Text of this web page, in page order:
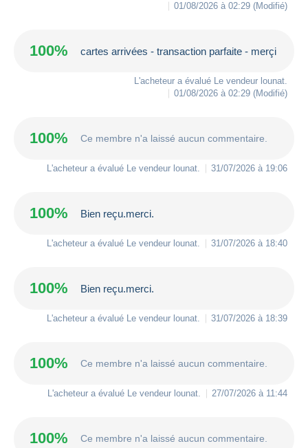
01/08/2026 à 02:29 (Modifié)
100% cartes arrivées - transaction parfaite - merçi
L'acheteur a évalué Le vendeur lounat.
01/08/2026 à 02:29 (Modifié)
100% Ce membre n'a laissé aucun commentaire.
L'acheteur a évalué Le vendeur lounat. 31/07/2026 à 19:06
100% Bien reçu.merci.
L'acheteur a évalué Le vendeur lounat. 31/07/2026 à 18:40
100% Bien reçu.merci.
L'acheteur a évalué Le vendeur lounat. 31/07/2026 à 18:39
100% Ce membre n'a laissé aucun commentaire.
L'acheteur a évalué Le vendeur lounat. 27/07/2026 à 11:44
100% Ce membre n'a laissé aucun commentaire.